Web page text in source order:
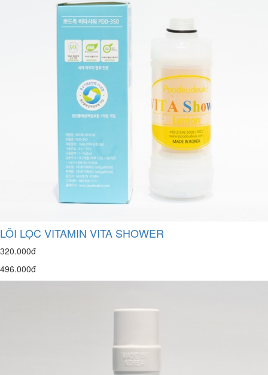
LÕI LỌC VITAMIN VITA SHOWER
320.000đ
496.000đ